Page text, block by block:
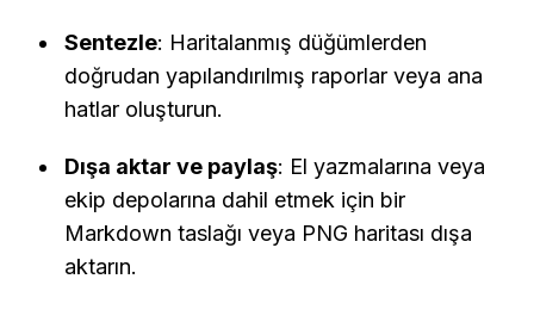
Sentezle: Haritalanmış düğümlerden
doğrudan yapılandırılmış raporlar veya ana
hatlar oluşturun.
Dışa aktar ve paylaş: El yazmalarına veya
ekip depolarına dahil etmek için bir
Markdown taslağı veya PNG haritası dışa
aktarın.